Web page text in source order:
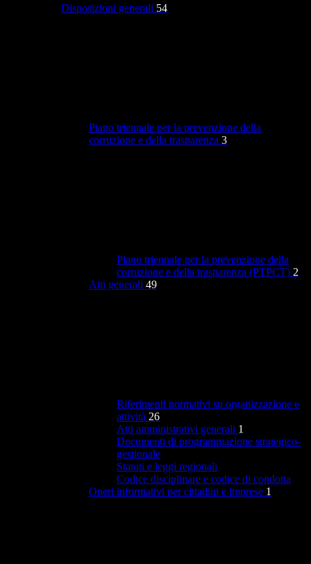
Disposizioni generali 54
Piano triennale per la prevenzione della
corruzione e della trasparenza 3
Piano triennale per la prevenzione della
corruzione e della trasparenza (PTPCT) 2
Atti generali 49
Riferimenti normativi su organizzazione e
attività 26
Atti amministrativi generali 1
Documenti di programmazione strategico-
gestionale
Statuti e leggi regionali
Codice disciplinare e codice di condotta
Oneri informativi per cittadini e imprese 1